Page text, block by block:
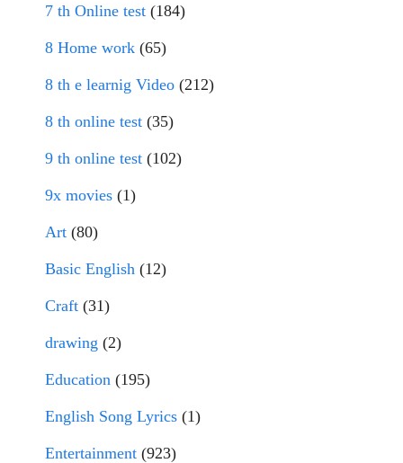
7 th Online test (184)
8 Home work (65)
8 th e learnig Video (212)
8 th online test (35)
9 th online test (102)
9x movies (1)
Art (80)
Basic English (12)
Craft (31)
drawing (2)
Education (195)
English Song Lyrics (1)
Entertainment (923)